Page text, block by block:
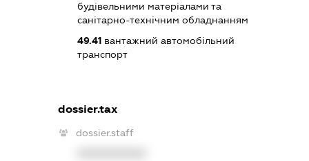
будівельними матеріалами та
санітарно-технічним обладнанням
49.41 вантажний автомобільний
транспорт
dossier.tax
dossier.staff